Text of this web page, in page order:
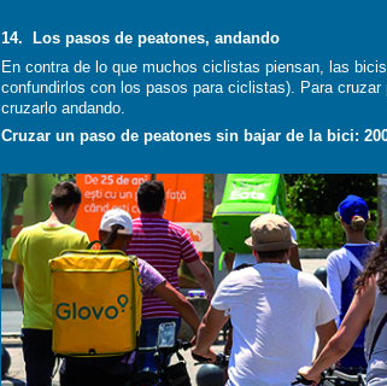
14. Los pasos de peatones, andando
En contra de lo que muchos ciclistas piensan, las
confundirlos con los pasos para ciclistas). Para
cruzarlo andando.
Cruzar un paso de peatones sin bajar de la bici: